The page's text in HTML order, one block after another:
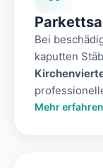
Bei
kaputten
Mehr erfahren